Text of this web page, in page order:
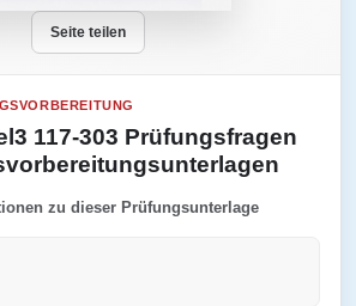
Seite teilen
117-303 Prüfungsfragen
zu dieser Prüfungsunterlage